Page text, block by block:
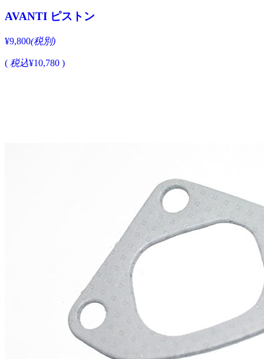
AVANTI ピストン
¥9,800(税別)
( 税込¥10,780 )